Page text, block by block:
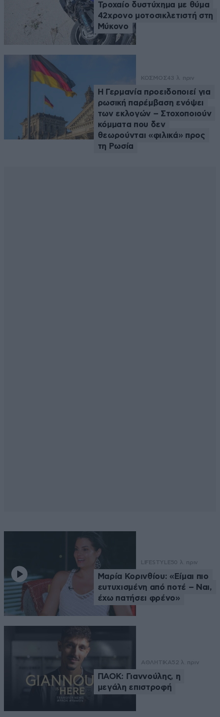
Τροχαίο δυστύχημα με θύμα
42χρονο μοτοσικλετιστή στη
Μύκονο
ΚΟΣΜΟΣ43 λ. πριν
Η Γερμανία προειδοποιεί για
ρωσική παρέμβαση ενόψει
των εκλογών – Στοχοποιούν
κόμματα που δεν
θεωρούνται «φιλικά» προς
τη Ρωσία
LIFESTYLE50 λ. πριν
Μαρία Κορινθίου: «Είμαι πιο
ευτυχισμένη από ποτέ – Ναι,
έχω πατήσει φρένο»
ΑΘΛΗΤΙΚΑ52 λ. πριν
ΠΑΟΚ: Γιαννούλης, η
μεγάλη επιστροφή